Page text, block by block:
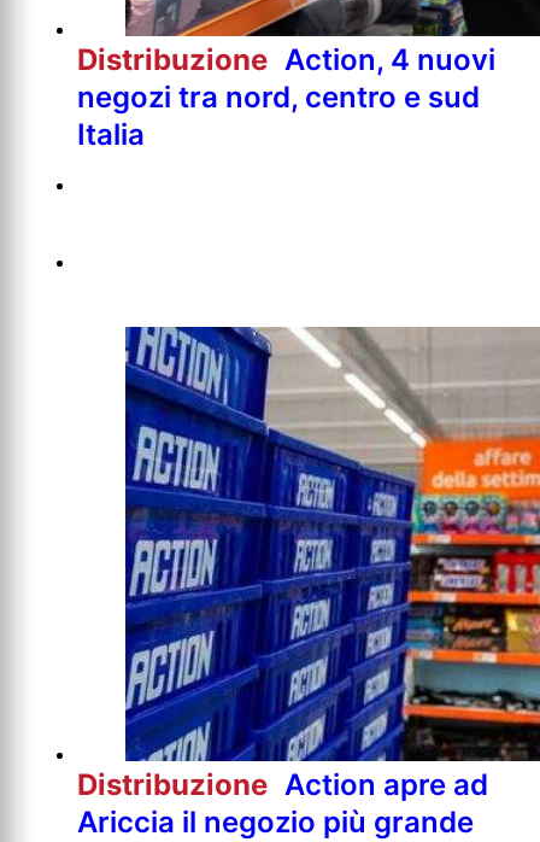
Distribuzione Action, 4 nuovi
negozi tra nord, centro e sud
Italia
Distribuzione Action apre ad
Ariccia il negozio più grande